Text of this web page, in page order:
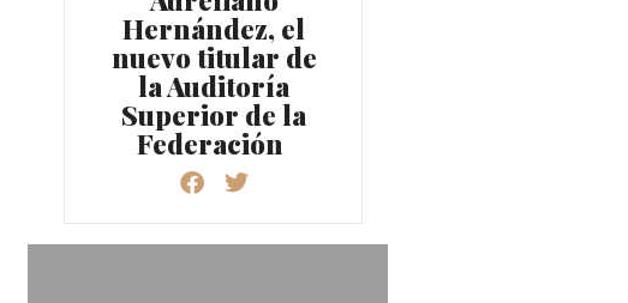
Hernández, el
nuevo titular de
la Auditoría
Superior de la
Federación